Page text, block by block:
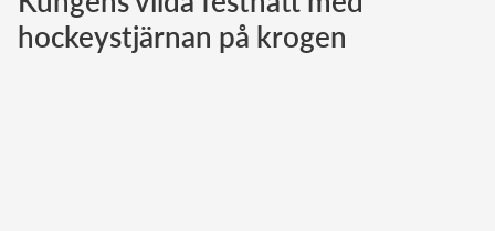
Norska kungahuset
hockeystjärnan på krogen